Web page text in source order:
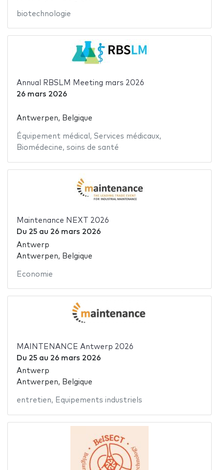
biotechnologie
Annual RBSLM Meeting mars 2026
26 mars 2026
Antwerpen, Belgique
Équipement médical , Services médicaux,
Biomédecine, soins de santé
Maintenance NEXT 2026
Du 25au 26 mars 2026
Antwerp
Antwerpen, Belgique
Economie
MAINTENANCE Antwerp 2026
Du 25au 26 mars 2026
Antwerp
Antwerpen, Belgique
entretien, Equipements industriels